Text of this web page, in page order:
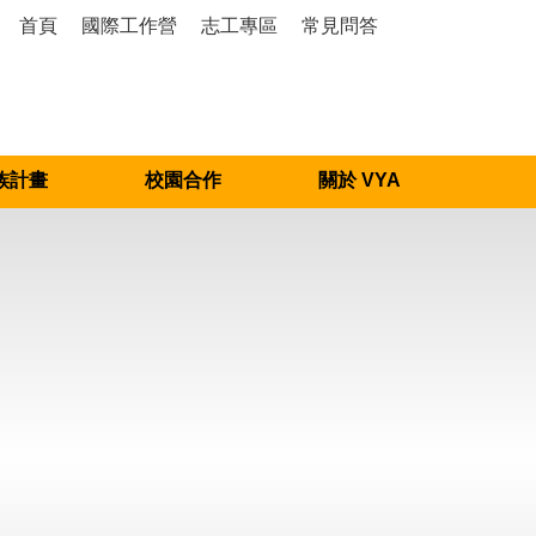
首頁 國際工作營 志工專區 常見問答
計畫 校園合作 關於 VYA